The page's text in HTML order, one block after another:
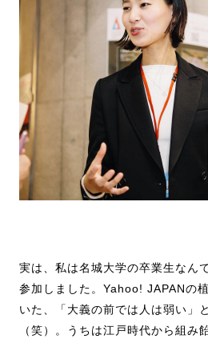
実は、私は名城大学の卒業生なん
参加しました。Yahoo! JAPANの
いた、「大義の前では人は弱い」
（笑）。うちは江戸時代から組み